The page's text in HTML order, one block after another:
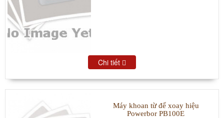
Chi tiết
Máy khoan từ đế xoay hiệu
Powerbor PB100E